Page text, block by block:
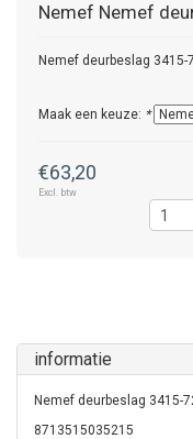
Nemef Nemef
Nemef deurbeslag
Maak een keuze: *
€63,20
Excl. btw
informatie
Nemef deurbeslag 3415-
8713515035215